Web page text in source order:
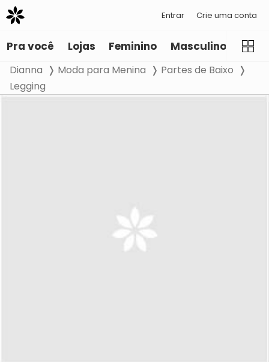
Entrar Crie uma conta
Pra você Lojas Feminino Masculino
Dianna Moda para Menina
Partes de Baixo
Legging